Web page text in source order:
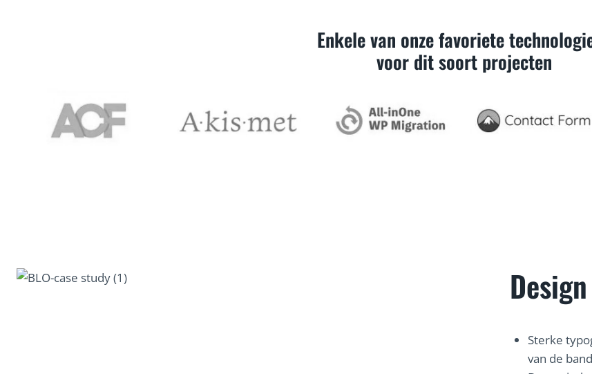
Enkele van onze favoriete
voor dit soort projecten
Sterke
van de band